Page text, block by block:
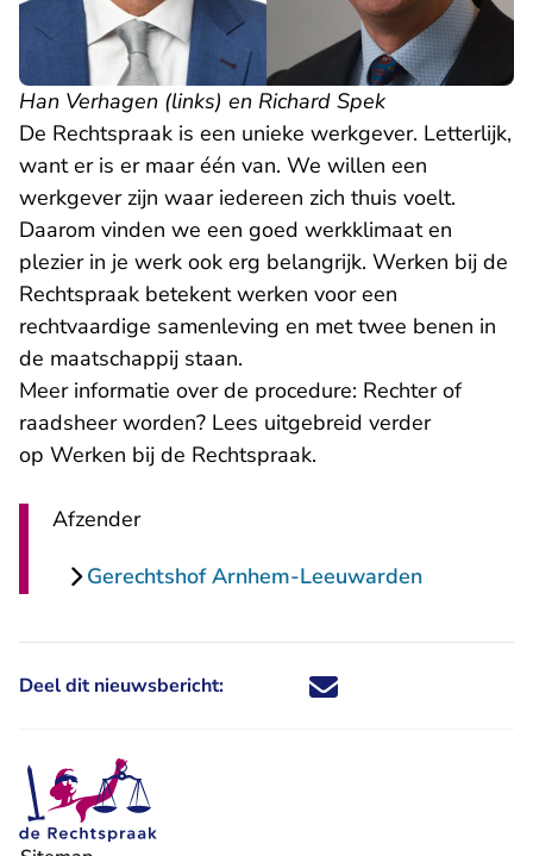
Han Verhagen (links) en Richard Spek
De Rechtspraak is een unieke werkgever. Letterlijk,
want er is er maar één van. We willen een
werkgever zijn waar iedereen zich thuis voelt.
Daarom vinden we een goed werkklimaat en
plezier in je werk ook erg belangrijk. Werken bij de
Rechtspraak betekent werken voor een
rechtvaardige samenleving en met twee benen in
de maatschappij staan.
Meer informatie over de procedure: Rechter of
raadsheer worden? Lees uitgebreid verder
op Werken bij de Rechtspraak.
Afzender
Gerechtshof Arnhem-Leeuwarden
Deel dit nieuwsbericht: Deel dit nieuwsbericht via X -
Deel dit nieuwsbericht via
Deel dit nieuwsbericht
Deel dit